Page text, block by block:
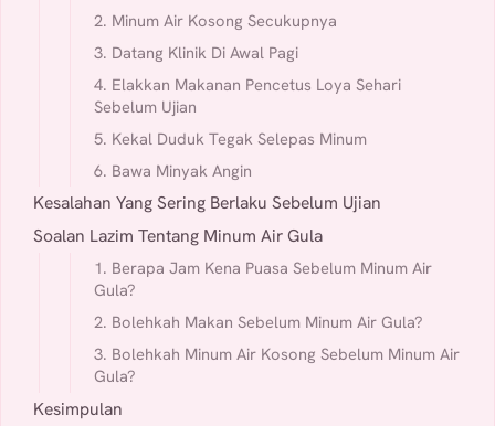
2. Minum Air Kosong Secukupnya
3. Datang Klinik Di Awal Pagi
4. Elakkan Makanan Pencetus Loya Sehari
Sebelum Ujian
5. Kekal Duduk Tegak Selepas Minum
6. Bawa Minyak Angin
Kesalahan Yang Sering Berlaku Sebelum Ujian
Soalan Lazim Tentang Minum Air Gula
1. Berapa Jam Kena Puasa Sebelum Minum Air
Gula?
2. Bolehkah Makan Sebelum Minum Air Gula?
3. Bolehkah Minum Air Kosong Sebelum Minum Air
Gula?
Kesimpulan